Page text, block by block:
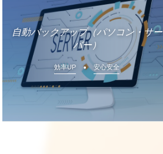
自動バックアップ（パソコン・サー
バー）
効率UP 安心安全